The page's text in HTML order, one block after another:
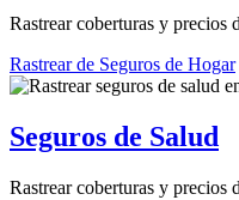
Rastrear coberturas y precios
Rastrear de Seguros de Hogar
Seguros de Salud
Rastrear coberturas y precios